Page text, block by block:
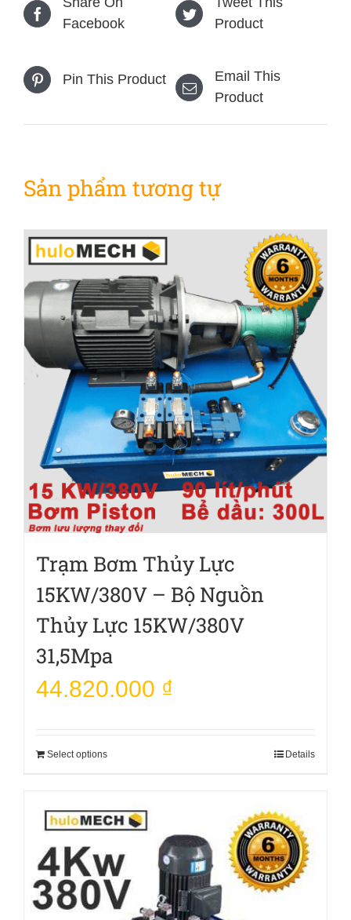
Facebook
Product
Pin This Product
Email This
Product
Sản phẩm tương tự
Trạm Bơm Thủy Lực
15KW/380V – Bộ Nguồn
Thủy Lực 15KW/380V
31,5Mpa
44.820.000 ₫
Select options Details